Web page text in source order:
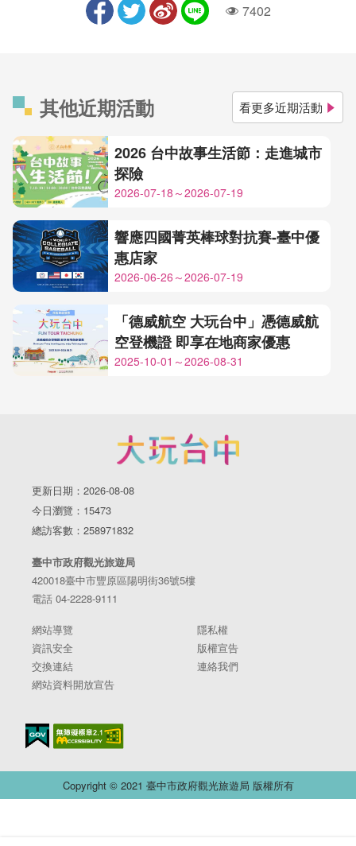
人氣7402
其他近期活動 看更多近期活動
2026 台中故事生活節：走進城市
探險
2026-07-18～2026-07-19
響應四國菁英棒球對抗賽-臺中優
惠店家
2026-06-26～2026-07-19
「德威航空 大玩台中」憑德威航
空登機證 即享在地商家優惠
2025-10-01～2026-08-31
更新日期：2026-08-08
今日瀏覽：15473
總訪客數：258971832
臺中市政府觀光旅遊局
420018臺中市豐原區陽明街36號5樓
電話 04-2228-9111
網站導覽
隱私權
資訊安全
版權宣告
交換連結
連絡我們
網站資料開放宣告
Copyright © 2021 臺中市政府觀光旅遊局 版權所有